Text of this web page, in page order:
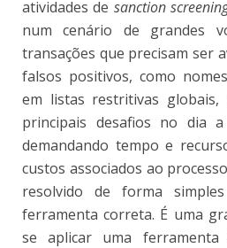
atividades de sanction
num cenário de grandes
transações que precisam ser
falsos positivos, como
em listas restritivas globais,
principais desafios no dia
demandando tempo e
custos associados ao
resolvido de forma
ferramenta correta. É uma
se aplicar uma ferramenta